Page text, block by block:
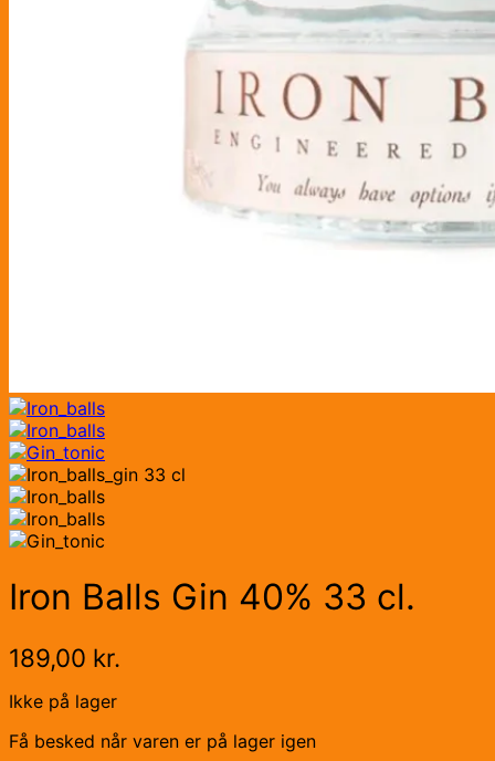
Iron Balls Gin 40% 33 cl.
189,00 kr.
Ikke på lager
Få besked når varen er på lager igen